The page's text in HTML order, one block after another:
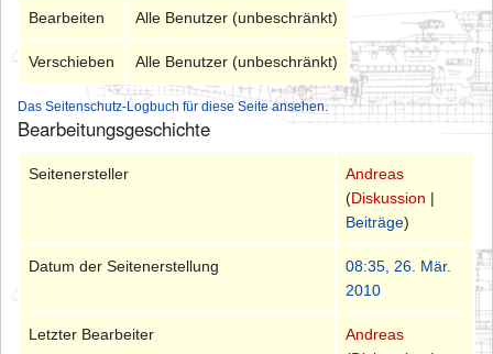
Bearbeiten Alle Benutzer (unbeschränkt)
Verschieben Alle Benutzer (unbeschränkt)
Das Seitenschutz-Logbuch für diese Seite ansehen.
Bearbeitungsgeschichte
Seitenersteller
Andreas
(Diskussion |
Beiträge)
Datum der Seitenerstellung
08:35, 26. Mär.
2010
Letzter Bearbeiter
Andreas